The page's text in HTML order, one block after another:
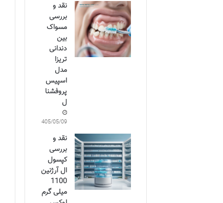
نقد و
بررسی
مسواک
بین
دندانی
تریزا
مدل
اسپیس
پروفشنا
ل
1405/05/09
نقد و
بررسی
کپسول
ال آرژنین
1100
میلی گرم